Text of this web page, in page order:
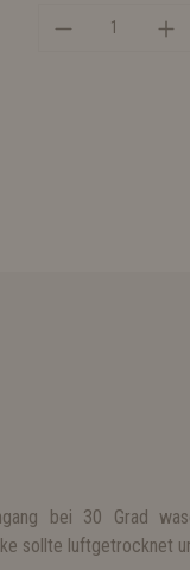
bei 30 Grad
sollte luftgetrocknet